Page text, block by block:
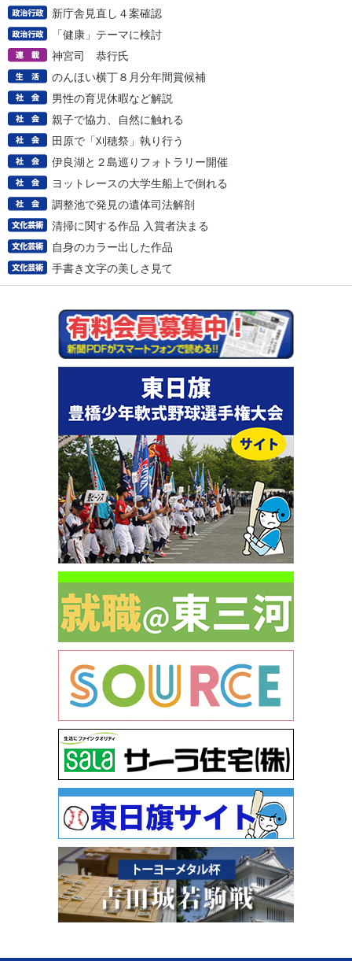
新庁舎見直し４案確認
「健康」テーマに検討
神宮司 恭行氏
のんほい横丁８月分年間賞候補
男性の育児休暇など解説
親子で協力、自然に触れる
田原で「刈穂祭」執り行う
伊良湖と２島巡りフォトラリー開催
ヨットレースの大学生船上で倒れる
調整池で発見の遺体司法解剖
清掃に関する作品 入賞者決まる
自身のカラー出した作品
手書き文字の美しさ見て